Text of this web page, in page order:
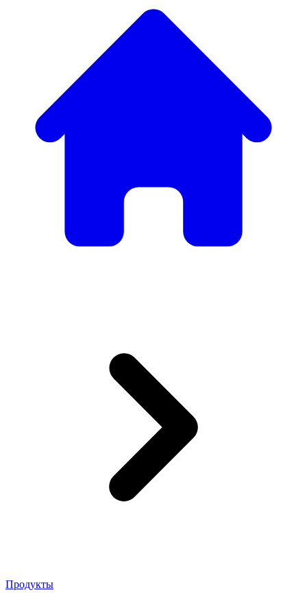
Продукты